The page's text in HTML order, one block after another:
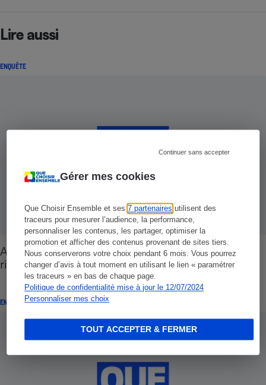
Gérer mes cookies
Que Choisir Ensemble et ses7 partenaires utilisent des
traceurs pour mesurer l’audience, la performance,
personnaliser les contenus, les partager, optimiser la
promotion et afficher des contenus provenant de sites tiers.
Nous conserverons votre choix pendant 6 mois. Vous pourrez
changer d’avis à tout moment en utilisant le lien « paramétrer
les traceurs » en bas de chaque page.
Politique de confidentialité mise à jour le 12/07/2024
Personnaliser mes choix
Continuer sans accepter
TOUT ACCEPTER & FERMER
Lire aussi
ENQUÊTE
Acheter sur un site Internet étranger - Pas sans
risque
ENQUÊTE